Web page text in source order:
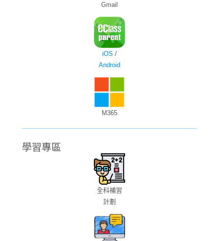
Gmail
iOS /
Android
M365
學習專區
全科補習
計劃